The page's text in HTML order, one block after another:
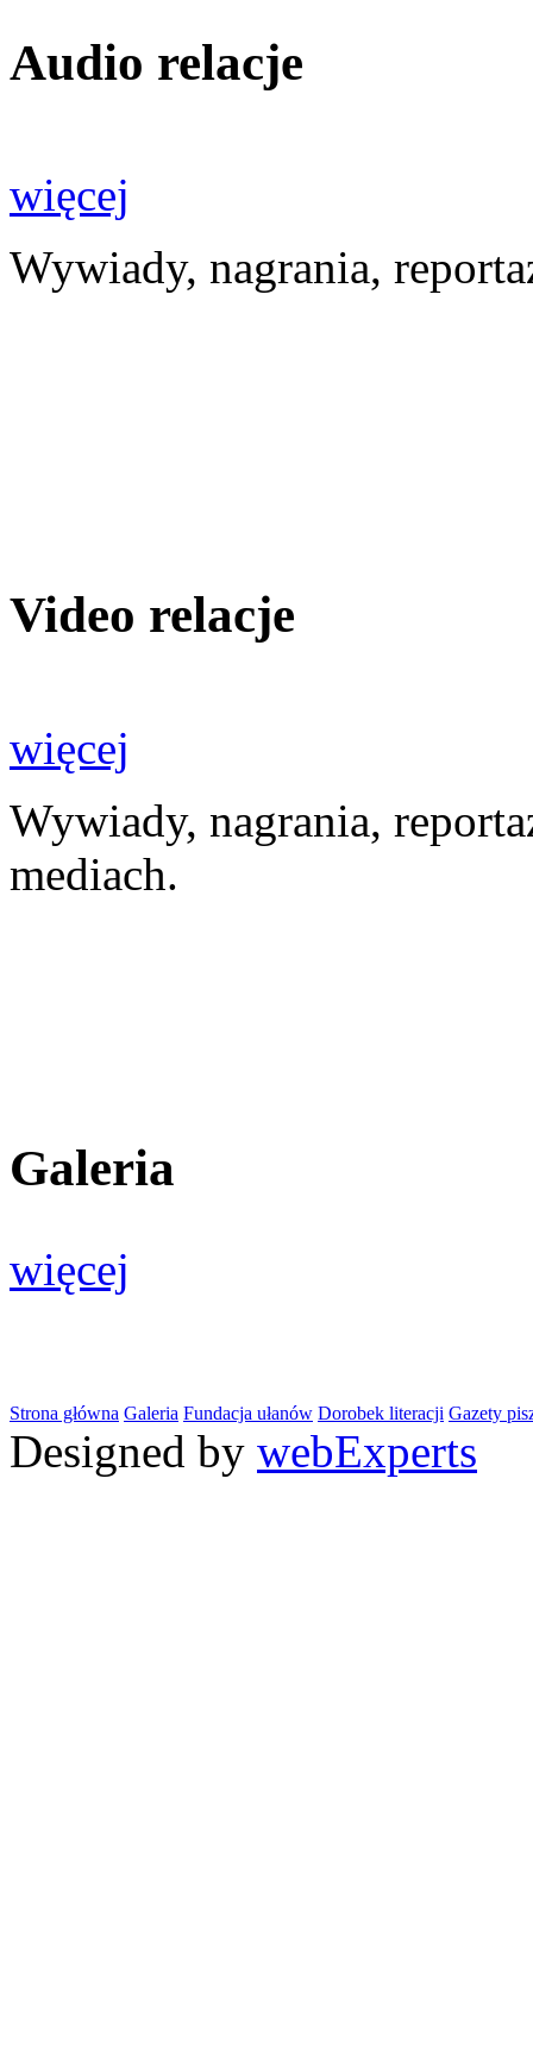
Audio relacje
więcej
Wywiady, nagrania,
Video relacje
więcej
Wywiady, nagrania,
mediach.
Galeria
więcej
Strona główna Galeria Fundacja ułanów Dorobek literacji Gazety
Designed by webExperts